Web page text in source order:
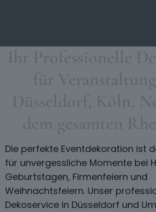
Die perfekte Eventdekoration ist
für unvergessliche Momente bei
Geburtstagen, Firmenfeiern und
Weihnachtsfeiern. Unser
Dekoservice in Düsseldorf und